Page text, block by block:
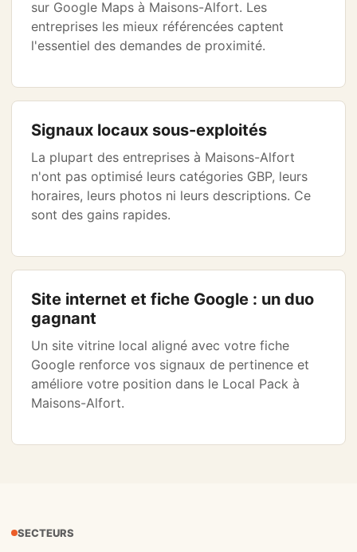
sur Google Maps à Maisons-Alfort. Les
entreprises les mieux référencées captent
l'essentiel des demandes de proximité.
Signaux locaux sous-exploités
La plupart des entreprises à Maisons-Alfort
n'ont pas optimisé leurs catégories GBP, leurs
horaires, leurs photos ni leurs descriptions. Ce
sont des gains rapides.
Site internet et fiche Google : un duo
gagnant
Un site vitrine local aligné avec votre fiche
Google renforce vos signaux de pertinence et
améliore votre position dans le Local Pack à
Maisons-Alfort.
SECTEURS